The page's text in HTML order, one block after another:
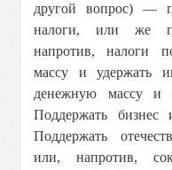
другой вопрос) —
налоги, или же
напротив, налоги
массу и удержать
денежную массу и
Поддержать бизнес
Поддержать
или, напротив,